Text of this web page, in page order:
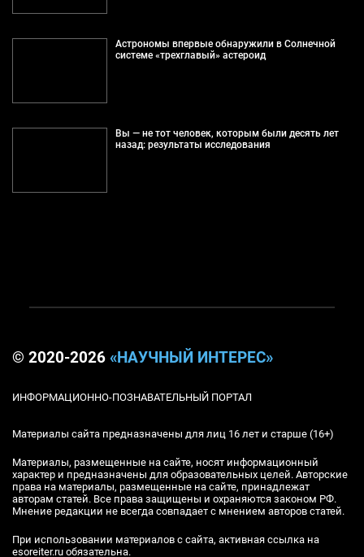
Астрономы впервые обнаружили в Солнечной
системе «трехглавый» астероид
Вы — не тот человек, которым были десять лет
назад: результаты исследования
© 2020-2026 «НАУЧНЫЙ ИНТЕРЕС»
ИНФОРМАЦИОННО-ПОЗНАВАТЕЛЬНЫЙ ПОРТАЛ
Материалы сайта предназначены для лиц 16 лет и старше (16+)
Материалы, размещенные на сайте, носят информационный
характер и предназначены для образовательных целей. Авторские
права на материалы, размещенные на сайте, принадлежат
авторам статей. Все права защищены и охраняются законом РФ.
Мнение редакции не всегда совпадает с мнением авторов статей.
При использовании материалов с сайта, активная ссылка на
esoreiter.ru обязательна.